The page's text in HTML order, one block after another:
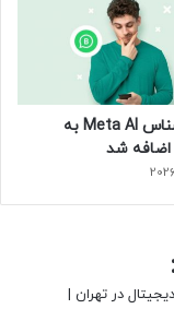
حالت ناشناس Meta AI به
شد
در تهران |